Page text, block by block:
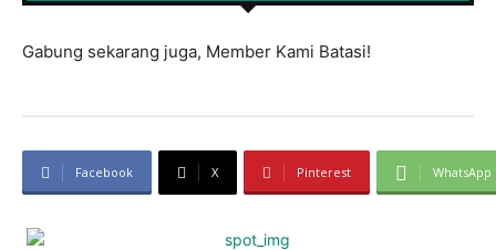
Gabung sekarang juga, Member Kami Batasi!
Facebook X Pinterest WhatsApp